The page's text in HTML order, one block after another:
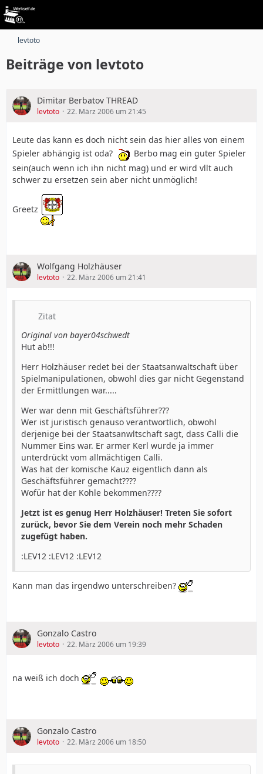
levtoto
Beiträge von levtoto
Dimitar Berbatov THREAD
levtoto 22. März 2006 um 21:45
Leute das kann es doch nicht sein das hier alles von einem
Spieler abhängig ist oda?
Berbo mag ein guter Spieler
sein(auch wenn ich ihn nicht mag) und er wird vllt auch
schwer zu ersetzen sein aber nicht unmöglich!
Greetz
Wolfgang Holzhäuser
levtoto 22. März 2006 um 21:41
Zitat
Original von bayer04schwedt
Hut ab!!!
Herr Holzhäuser redet bei der Staatsanwaltschaft über
Spielmanipulationen, obwohl dies gar nicht Gegenstand
der Ermittlungen war.....
Wer war denn mit Geschäftsführer???
Wer ist juristisch genauso verantwortlich, obwohl
derjenige bei der Staatsanwltschaft sagt, dass Calli die
Nummer Eins war. Er armer Kerl wurde ja immer
unterdrückt vom allmächtigen Calli.
Was hat der komische Kauz eigentlich dann als
Geschäftsführer gemacht????
Wofür hat der Kohle bekommen????
Jetzt ist es genug Herr Holzhäuser! Treten Sie sofort
zurück, bevor Sie dem Verein noch mehr Schaden
zugefügt haben.
:LEV12 :LEV12 :LEV12
Kann man das irgendwo unterschreiben?
Gonzalo Castro
levtoto 22. März 2006 um 19:39
na weiß ich doch
Gonzalo Castro
levtoto 22. März 2006 um 18:50